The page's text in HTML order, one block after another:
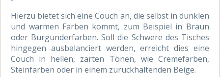
Hierzu bietet sich eine Couch an, die selbst in dunklen
und warmen Farben kommt, zum Beispiel in Braun
oder Burgunderfarben. Soll die Schwere des Tisches
hingegen ausbalanciert werden, erreicht dies eine
Couch in hellen, zarten Tönen, wie Cremefarben,
Steinfarben oder in einem zurückhaltenden Beige.